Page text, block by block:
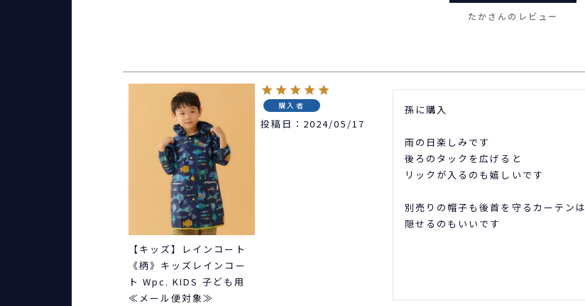
たかさんのレビュー
【キッズ】レインコート
《柄》キッズレインコー
ト Wpc. KIDS 子ども用
≪メール便対象≫
購入者
投稿日 2024/05/17
孫に購入
雨の日楽しみです
後ろのタックを広げると
リックが入るのも嬉しいです
別売りの帽子も後首を守るカーテンは
隠せるのもいいです